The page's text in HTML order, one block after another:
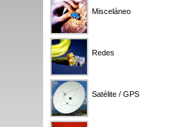
Misceláneo
Redes
Satélite / GPS